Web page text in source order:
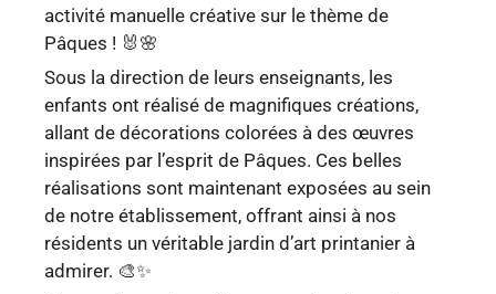
activité manuelle créative sur le thème de
Pâques ! 🐰🌸
Sous la direction de leurs enseignants, les
enfants ont réalisé de magnifiques créations,
allant de décorations colorées à des œuvres
inspirées par l’esprit de Pâques. Ces belles
réalisations sont maintenant exposées au sein
de notre établissement, offrant ainsi à nos
résidents un véritable jardin d’art printanier à
admirer. 🎨✨